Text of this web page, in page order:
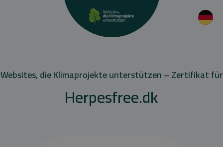
Websites, die Klimaprojekte unterstützen – Zertifikat für
Herpesfree.dk